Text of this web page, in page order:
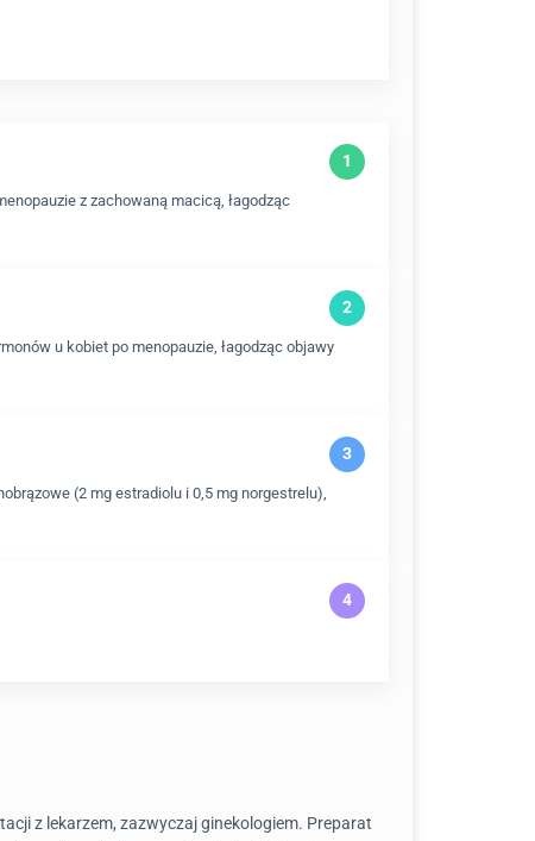
z zachowaną macicą, łagodząc
u kobiet po menopauzie, łagodząc objawy
(2 mg estradiolu i 0,5 mg norgestrelu),
z lekarzem, zazwyczaj ginekologiem. Preparat